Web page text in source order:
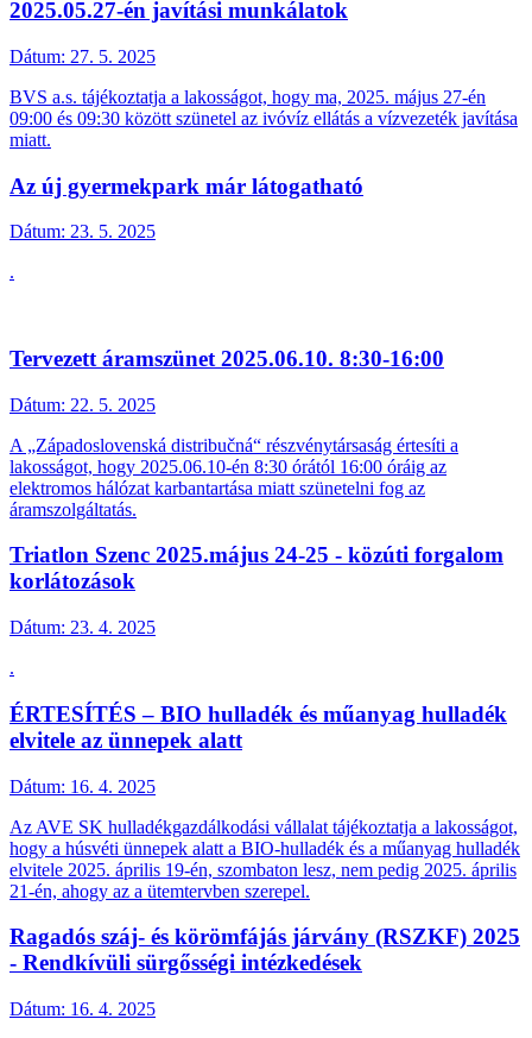
2025.05.27-én javítási munkálatok
Dátum: 27. 5. 2025
BVS a.s. tájékoztatja a lakosságot, hogy ma, 2025. május 27-én
09:00 és 09:30 között szünetel az ivóvíz ellátás a vízvezeték javítása
miatt.
Az új gyermekpark már látogatható
Dátum: 23. 5. 2025
.
Tervezett áramszünet 2025.06.10. 8:30-16:00
Dátum: 22. 5. 2025
A „Západoslovenská distribučná“ részvénytársaság értesíti a
lakosságot, hogy 2025.06.10-én 8:30 órától 16:00 óráig az
elektromos hálózat karbantartása miatt szünetelni fog az
áramszolgáltatás.
Triatlon Szenc 2025.május 24-25 - közúti forgalom
korlátozások
Dátum: 23. 4. 2025
.
ÉRTESÍTÉS – BIO hulladék és műanyag hulladék
elvitele az ünnepek alatt
Dátum: 16. 4. 2025
Az AVE SK hulladékgazdálkodási vállalat tájékoztatja a lakosságot,
hogy a húsvéti ünnepek alatt a BIO-hulladék és a műanyag hulladék
elvitele 2025. április 19-én, szombaton lesz, nem pedig 2025. április
21-én, ahogy az a ütemtervben szerepel.
Ragadós száj- és körömfájás járvány (RSZKF) 2025
- Rendkívüli sürgősségi intézkedések
Dátum: 16. 4. 2025